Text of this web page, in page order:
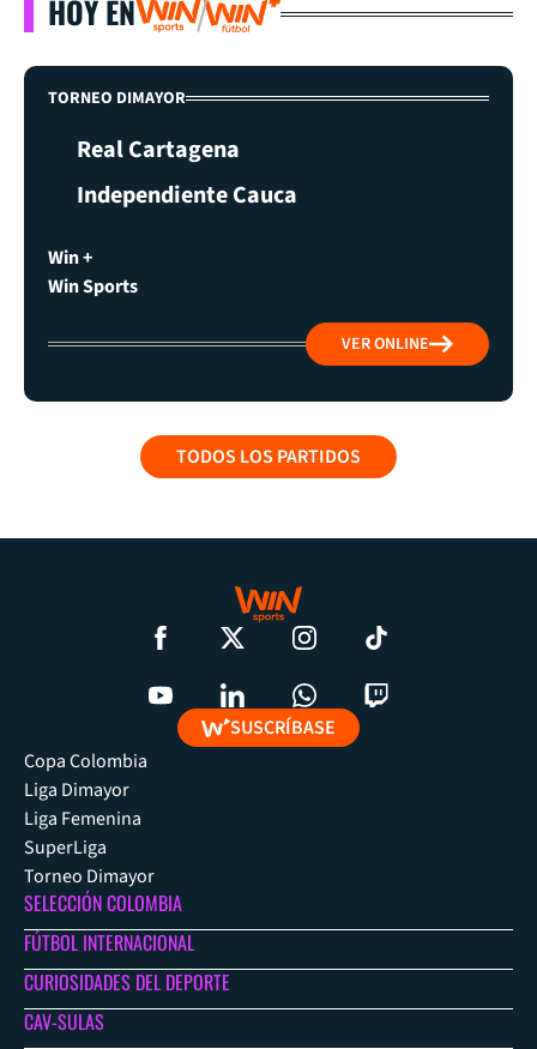
HOY EN
TORNEO DIMAYOR
Real Cartagena
Independiente Cauca
Win +
Win Sports
VER ONLINE
TODOS LOS PARTIDOS
SUSCRÍBASE
Copa Colombia
Liga Dimayor
Liga Femenina
SuperLiga
Torneo Dimayor
SELECCIÓN COLOMBIA
FÚTBOL INTERNACIONAL
CURIOSIDADES DEL DEPORTE
CAV-SULAS